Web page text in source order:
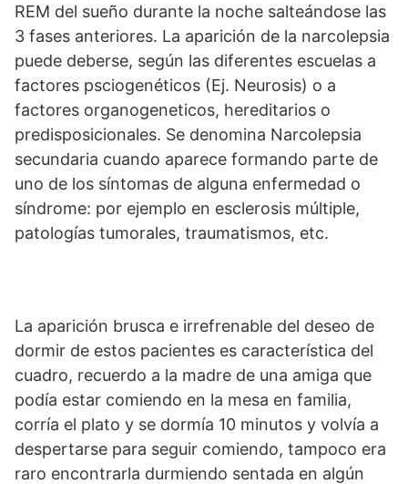
REM del sueño durante la noche salteándose las
3 fases anteriores. La aparición de la narcolepsia
puede deberse, según las diferentes escuelas a
factores psciogenéticos (Ej. Neurosis) o a
factores organogeneticos, hereditarios o
predisposicionales. Se denomina Narcolepsia
secundaria cuando aparece formando parte de
uno de los síntomas de alguna enfermedad o
síndrome: por ejemplo en esclerosis múltiple,
patologías tumorales, traumatismos, etc.
La aparición brusca e irrefrenable del deseo de
dormir de estos pacientes es característica del
cuadro, recuerdo a la madre de una amiga que
podía estar comiendo en la mesa en familia,
corría el plato y se dormía 10 minutos y volvía a
despertarse para seguir comiendo, tampoco era
raro encontrarla durmiendo sentada en algún